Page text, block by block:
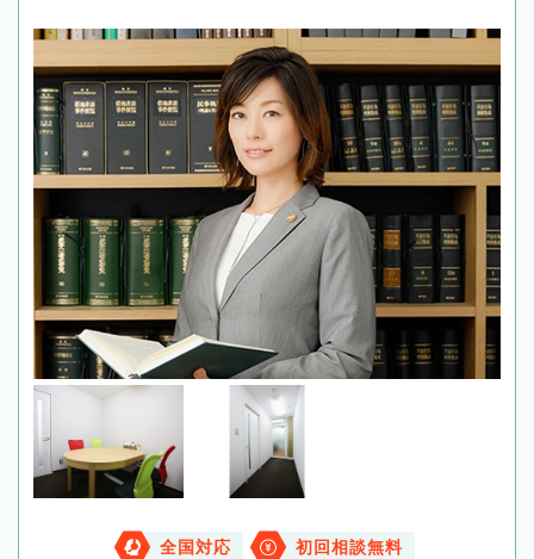
全国対応 初回相談無料